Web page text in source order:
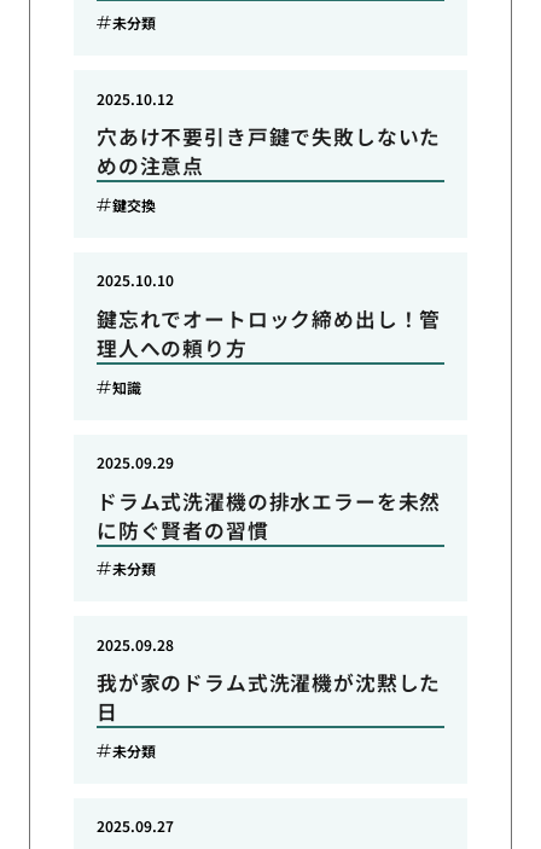
未分類
穴あけ不要引き戸鍵で失敗しないた
めの注意点
2025.10.12
鍵交換
鍵忘れでオートロック締め出し！管
理人への頼り方
2025.10.10
知識
ドラム式洗濯機の排水エラーを未然
に防ぐ賢者の習慣
2025.09.29
未分類
我が家のドラム式洗濯機が沈黙した
日
2025.09.28
未分類
2025.09.27